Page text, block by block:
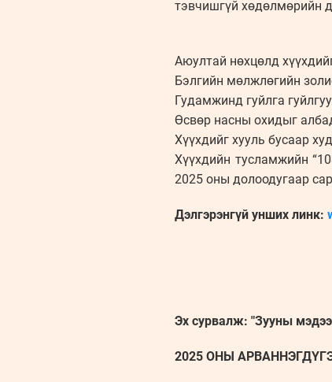
тэвчишгүй хөдөлмөрийн
Аюултай нөхцөлд
Бэлгийн мөлжлөгийн
Гудамжинд гуйлга
Өсвөр насны охидыг
Хүүхдийг хууль бусаар
Хүүхдийн тусламжийн
2025 оны долоодугаар
Дэлгэрэнгүй унших линк:
Эх сурвалж: "Зууны
2025 ОНЫ